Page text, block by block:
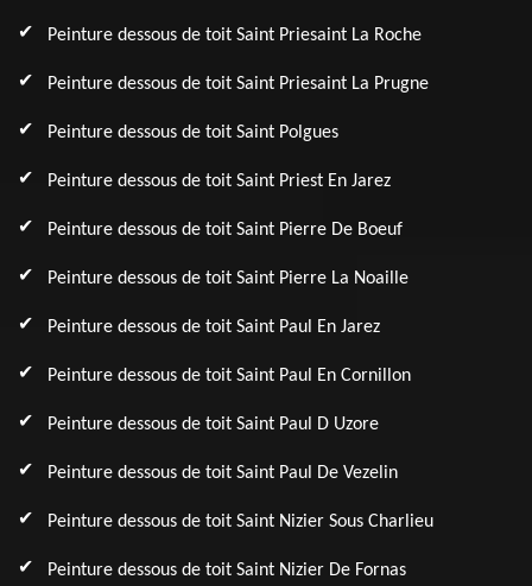
Peinture dessous de toit Saint Priesaint La Roche
Peinture dessous de toit Saint Priesaint La Prugne
Peinture dessous de toit Saint Polgues
Peinture dessous de toit Saint Priest En Jarez
Peinture dessous de toit Saint Pierre De Boeuf
Peinture dessous de toit Saint Pierre La Noaille
Peinture dessous de toit Saint Paul En Jarez
Peinture dessous de toit Saint Paul En Cornillon
Peinture dessous de toit Saint Paul D Uzore
Peinture dessous de toit Saint Paul De Vezelin
Peinture dessous de toit Saint Nizier Sous Charlieu
Peinture dessous de toit Saint Nizier De Fornas